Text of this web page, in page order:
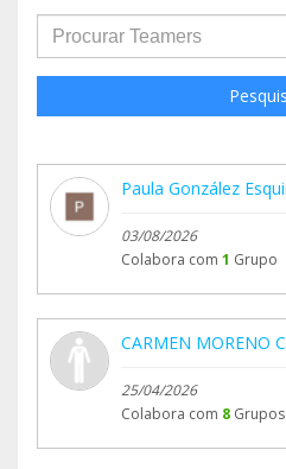
Paula González
03/08/2026
Colabora com 1 Grupo
CARMEN MORENO
25/04/2026
Colabora com 8 Grupos